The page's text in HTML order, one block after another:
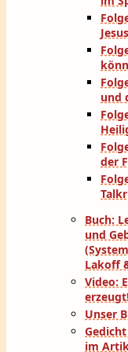
und
der
Buch:
und
Lakoff
Video:
Unser
im